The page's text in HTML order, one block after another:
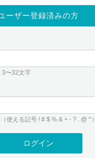
NEW!
ログイン
リュードメインをご利用希望の方
Value Domainにログイン
ユーザー登録
ーザー登録済みの方
〜32文字
使える記号 ! # $ % & + - ? . @ ^）